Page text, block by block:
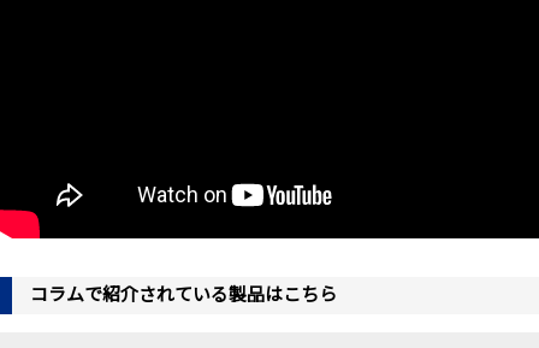
コラムで紹介されている製品はこちら